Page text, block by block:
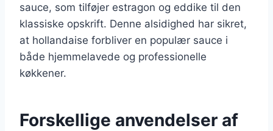
sauce, som tilføjer estragon og eddike til den
klassiske opskrift. Denne alsidighed har sikret,
at hollandaise forbliver en populær sauce i
både hjemmelavede og professionelle
køkkener.
Forskellige anvendelser af